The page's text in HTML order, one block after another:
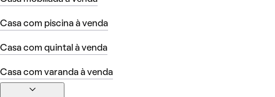
Casa com piscina à venda
Casa com quintal à venda
Casa com varanda à venda